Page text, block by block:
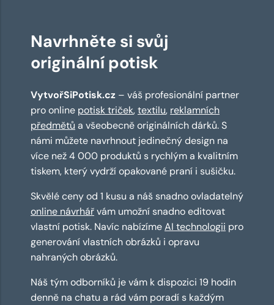
Navrhněte si svůj
originální potisk
VytvořSiPotisk.cz – váš profesionální partner
pro online potisk triček,textilu, reklamních
předmětů a všeobecně originálních dárků. S
námi můžete navrhnout jedinečný design na
více než 4 000 produktů s rychlým a kvalitním
tiskem, který vydrží opakované praní i sušičku.
Skvělé ceny od 1 kusu a náš snadno ovladatelný
online návrhářvám umožní snadno editovat
vlastní potisk. Navíc nabízímeAI technologii pro
generování vlastních obrázků i opravu
nahraných obrázků.
Náš tým odborníků je vám k dispozici 19 hodin
denně na chatu a rád vám poradí s každým